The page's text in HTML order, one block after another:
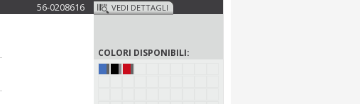
56-0208616 VEDI DETTAGLI
COLORI DISPONIBILI: